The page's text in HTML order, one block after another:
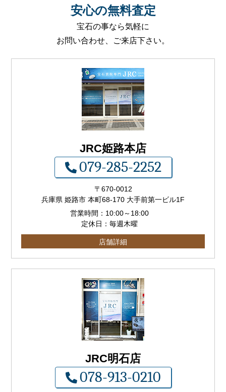
安心の無料査定
宝石の事なら気軽に
お問い合わせ、ご来店下さい。
JRC姫路本店
079-285-2252
〒 670-0012
兵庫県 姫路市 本町68-170 大手前第一ビル1F
営業時間： 10:00～ 18:00
定休日：毎週木曜
店舗詳細
JRC明石店
078-913-0210